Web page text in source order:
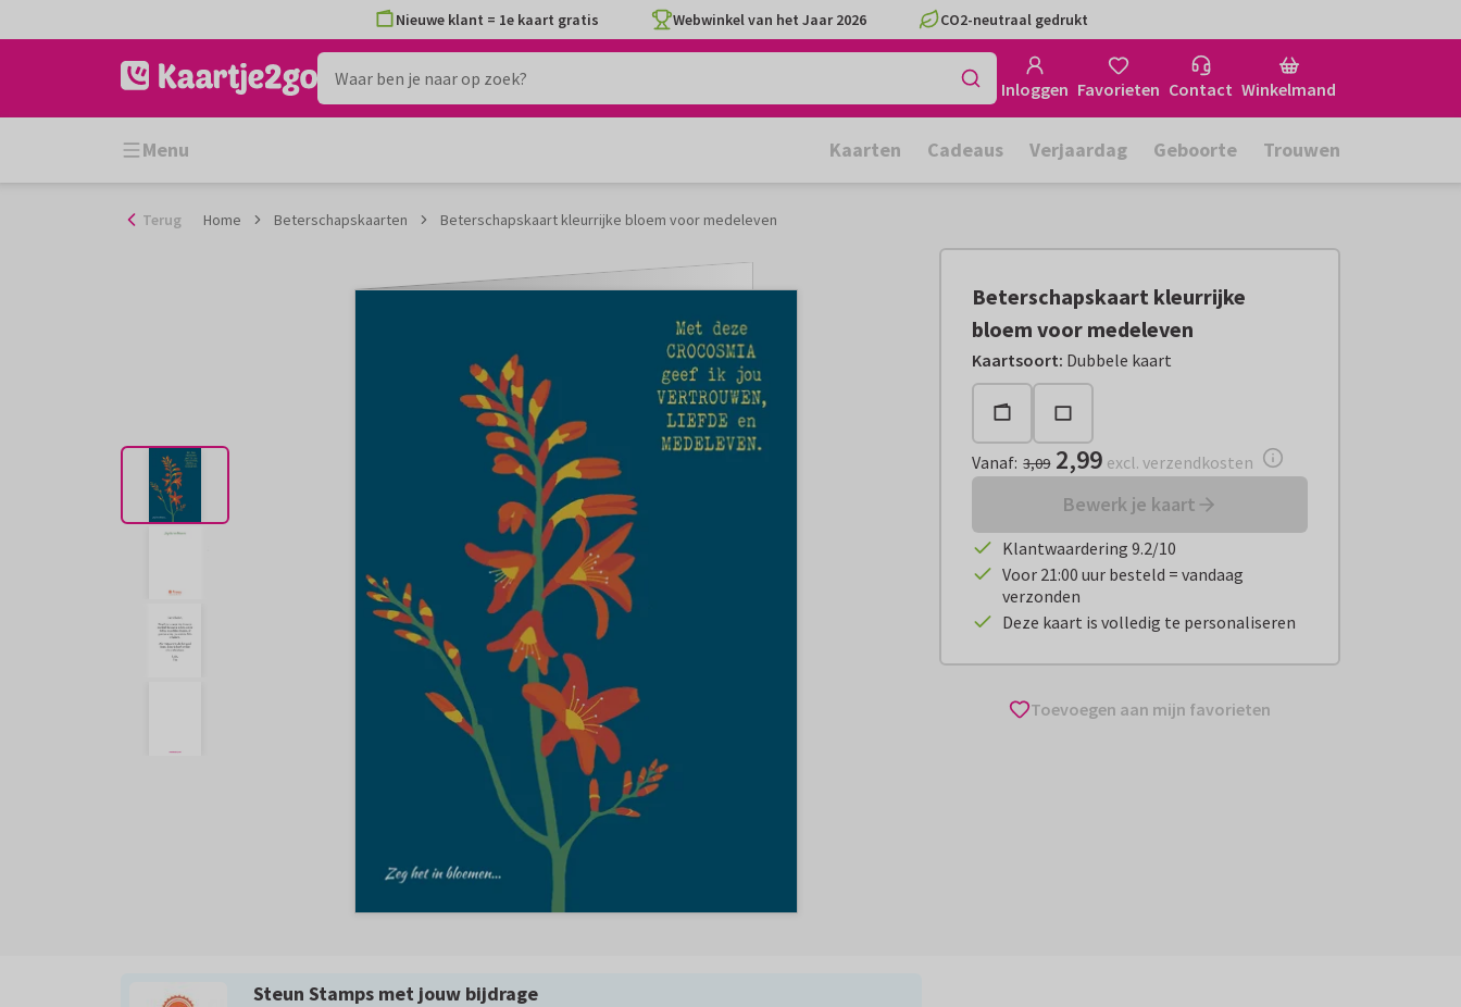
naar
Nieuwe klant = 1e kaart gratis Webwinkel van het Jaar 2026 CO2-neutraal gedrukt
Inloggen Favorieten Contact Winkelmand
Menu Kaarten Cadeaus Verjaardag Geboorte Trouwen
Terug Home Beterschapskaarten Beterschapskaart kleurrijke bloem voor medeleven
Steun Stamps met jouw bijdrage
Beterschapskaart kleurrijke
bloem voor medeleven
Kaartsoort: Dubbele kaart
Vanaf:€ 2,99 excl. verzendkosten
Vanaf: 3,09 2,99 excl. verzendkosten
Bewerk je kaart
Klantwaardering 9.2/10
Voor 21:00 uur besteld = vandaag
verzonden
Deze kaart is volledig te personaliseren
Toevoegen aan mijn favorieten